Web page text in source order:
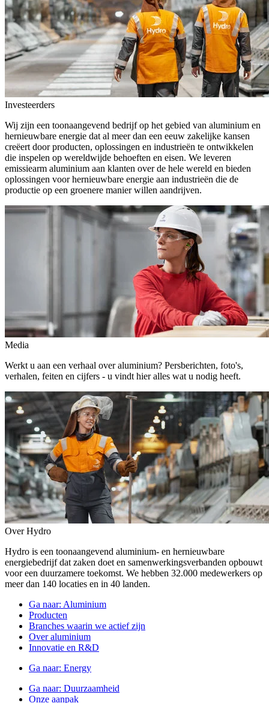
Investeerders
Wij zijn een toonaangevend bedrijf op het gebied van aluminium en
hernieuwbare energie dat al meer dan een eeuw zakelijke kansen
creëert door producten, oplossingen en industrieën te ontwikkelen
die inspelen op wereldwijde behoeften en eisen. We leveren
emissiearm aluminium aan klanten over de hele wereld en bieden
oplossingen voor hernieuwbare energie aan industrieën die de
productie op een groenere manier willen aandrijven.
Media
Werkt u aan een verhaal over aluminium? Persberichten, foto's,
verhalen, feiten en cijfers - u vindt hier alles wat u nodig heeft.
Over Hydro
Hydro is een toonaangevend aluminium- en hernieuwbare
energiebedrijf dat zaken doet en samenwerkingsverbanden opbouwt
voor een duurzamere toekomst. We hebben 32.000 medewerkers op
meer dan 140 locaties en in 40 landen.
Ga naar: Aluminium
Producten
Branches waarin we actief zijn
Over aluminium
Innovatie en R&D
Ga naar: Energy
Ga naar: Duurzaamheid
Onze aanpak